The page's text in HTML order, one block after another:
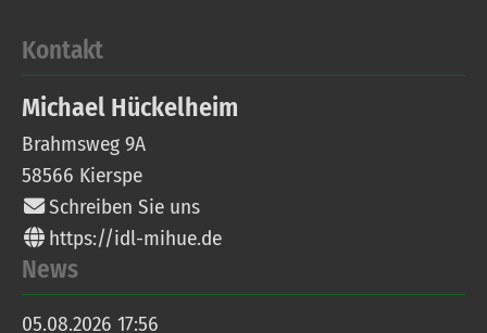
Kontakt
Michael Hückelheim
Brahmsweg 9A
58566 Kierspe
Schreiben Sie uns
https://idl-mihue.de
News
05.08.2026 17:56